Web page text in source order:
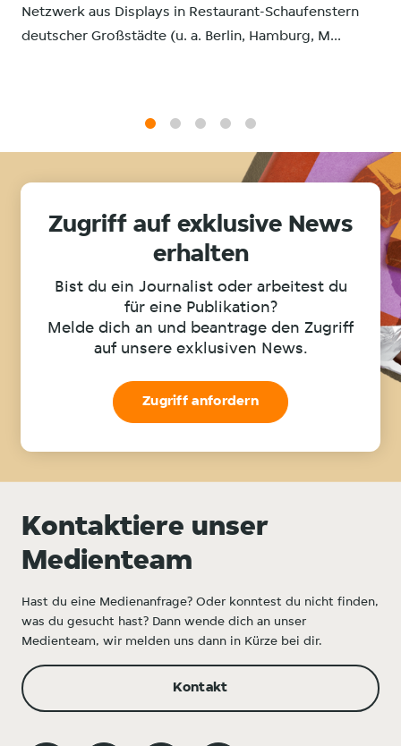
Netzwerk aus Displays in Restaurant-Schaufenstern
deutscher Großstädte (u. a. Berlin, Hamburg, M...
Zugriff auf exklusive News
erhalten
Bist du ein Journalist oder arbeitest du
für eine Publikation?
Melde dich an und beantrage den Zugriff
auf unsere exklusiven News.
Zugriff anfordern
Kontaktiere unser
Medienteam
Hast du eine Medienanfrage? Oder konntest du nicht finden,
was du gesucht hast? Dann wende dich an unser
Medienteam, wir melden uns dann in Kürze bei dir.
Kontakt